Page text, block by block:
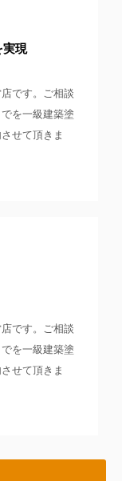
実現
です。ご相談
を一級建築塗
せて頂きま
です。ご相談
を一級建築塗
せて頂きま